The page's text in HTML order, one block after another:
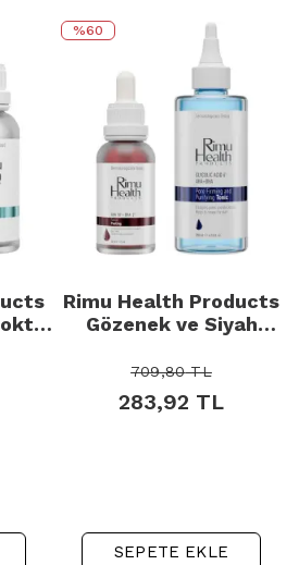
%60
Rimu Health Products
Gözenek ve Siyah
Bakım Seti
709,80TL
283,92 TL
SEPETE EKLE